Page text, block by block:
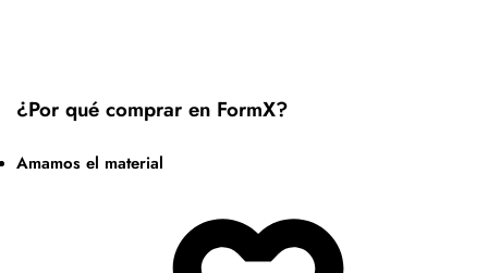
¿Por qué comprar en FormX?
Amamos el material